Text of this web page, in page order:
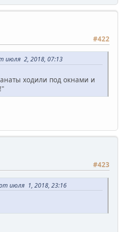
#422
2, 2018, 07:13
ходили под окнами и
#423
июля 1, 2018, 23:16